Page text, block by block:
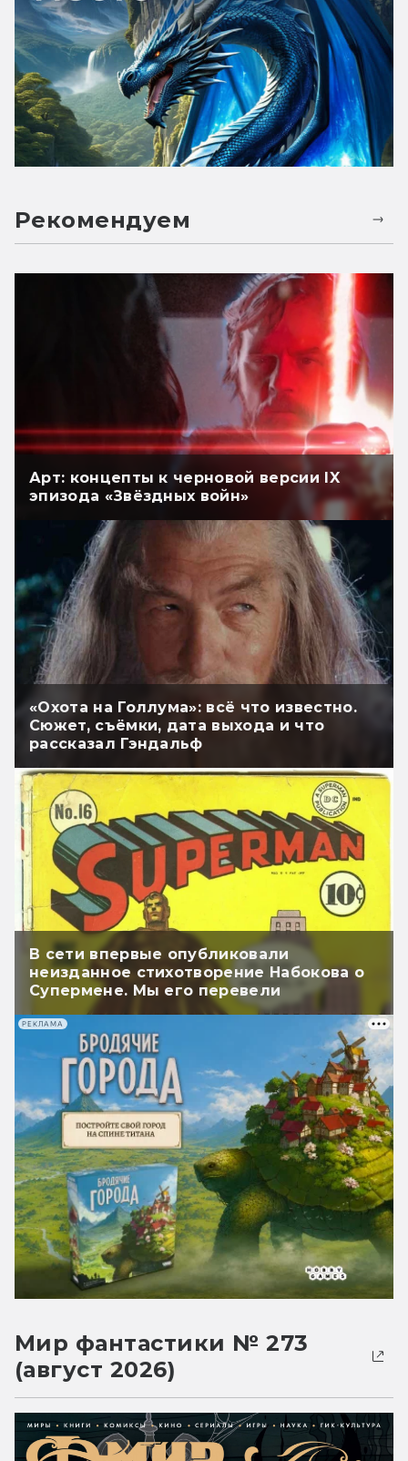
Рекомендуем
Арт: концепты к черновой версии IX
эпизода «Звёздных войн»
«Охота на Голлума»: всё что известно.
Сюжет, съёмки, дата выхода и что
рассказал Гэндальф
В сети впервые опубликовали
неизданное стихотворение Набокова о
Супермене. Мы его перевели
РЕКЛАМА
Мир фантастики № 273
(август 2026)